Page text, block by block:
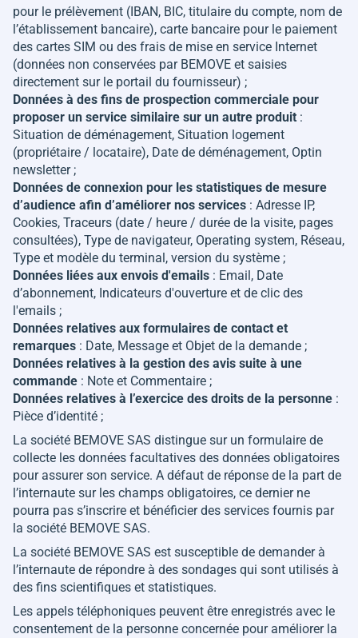
pour le prélèvement (IBAN, BIC, titulaire du compte, nom de
l’établissement bancaire), carte bancaire pour le paiement
des cartes SIM ou des frais de mise en service Internet
(données non conservées par BEMOVE et saisies
directement sur le portail du fournisseur) ;
Données à des fins de prospection commerciale pour
proposer un service similaire sur un autre produit :
Situation de déménagement, Situation logement
(propriétaire / locataire), Date de déménagement, Optin
newsletter ;
Données de connexion pour les statistiques de mesure
d’audience afin d’améliorer nos services : Adresse IP,
Cookies, Traceurs (date / heure / durée de la visite, pages
consultées), Type de navigateur, Operating system, Réseau,
Type et modèle du terminal, version du système ;
Données liées aux envois d'emails : Email, Date
d’abonnement, Indicateurs d'ouverture et de clic des
l'emails ;
Données relatives aux formulaires de contact et
remarques : Date, Message et Objet de la demande ;
Données relatives à la gestion des avis suite à une
commande : Note et Commentaire ;
Données relatives à l’exercice des droits de la personne :
Pièce d’identité ;
La société BEMOVE SAS distingue sur un formulaire de
collecte les données facultatives des données obligatoires
pour assurer son service. A défaut de réponse de la part de
l’internaute sur les champs obligatoires, ce dernier ne
pourra pas s’inscrire et bénéficier des services fournis par
la société BEMOVE SAS.
La société BEMOVE SAS est susceptible de demander à
l’internaute de répondre à des sondages qui sont utilisés à
des fins scientifiques et statistiques.
Les appels téléphoniques peuvent être enregistrés avec le
consentement de la personne concernée pour améliorer la